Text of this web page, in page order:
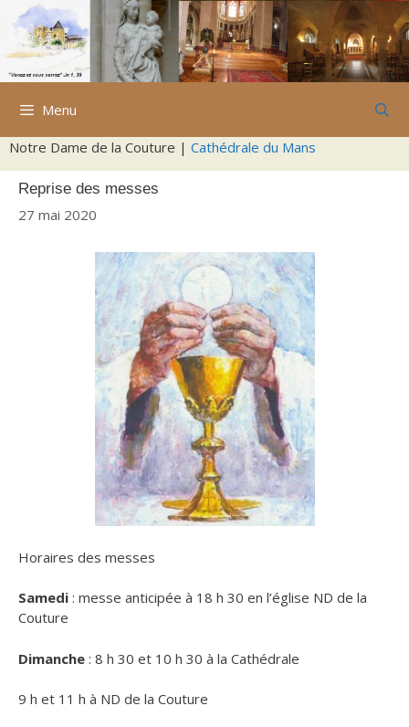
Aller
contenu
Menu
Notre Dame de la Couture | Cathédrale du Mans
Reprise des messes
27 mai 2020
Horaires des messes
Samedi : messe anticipée à 18 h 30 en l’église ND de la
Couture
Dimanche : 8 h 30 et 10 h 30 à la Cathédrale
9 h et 11 h à ND de la Couture